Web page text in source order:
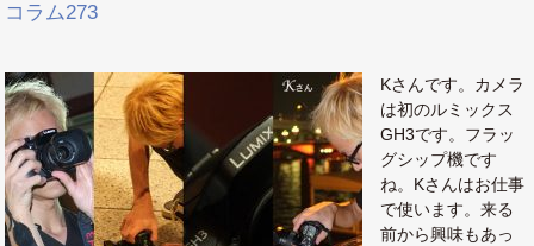
コラム273
Kさんです。カメラ
は初のルミックス
GH3です。フラッ
グシップ機です
ね。Kさんはお仕事
で使います。来る
前から興味もあっ